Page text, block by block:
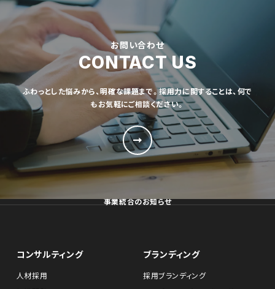
お問い合わせ
CONTACT US
ふわっとした悩みから、明確な課題まで。採用力に関することは、何で
もお気軽にご相談ください。
事業統合のお知らせ
コンサルティング
人材採用
ブランディング
採用ブランディング